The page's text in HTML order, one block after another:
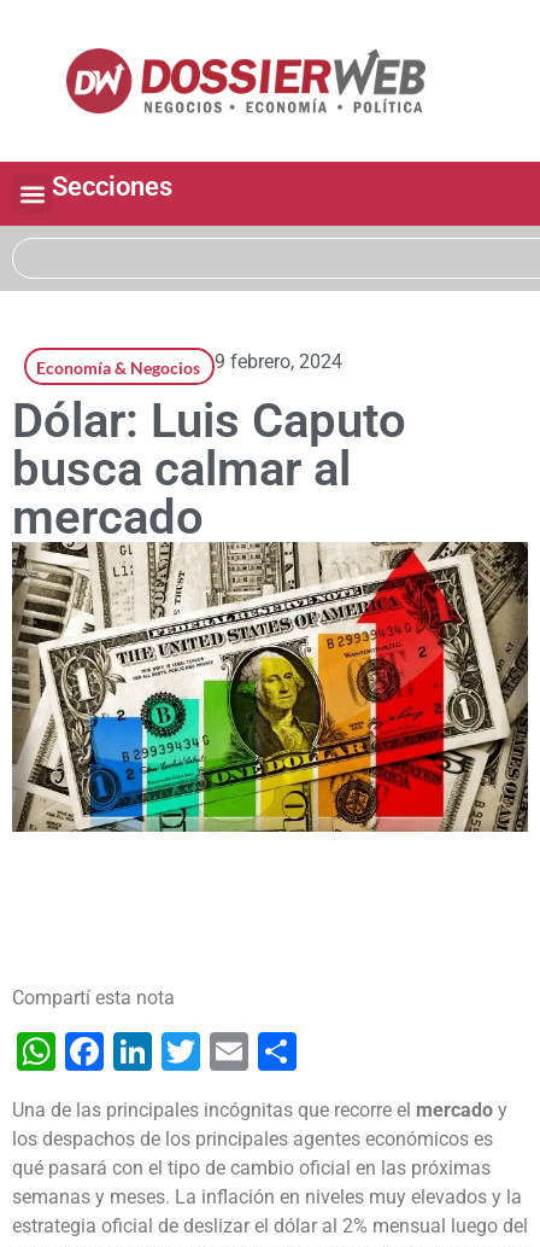
Secciones
Economía & Negocios 9 febrero, 2024
Dólar: Luis Caputo
busca calmar al
mercado
Compartí esta nota
WhatsApp
Facebook
LinkedIn
TwitterEmail
Una de las principales incógnitas que recorre el mercado y
los despachos de los principales agentes económicos es
qué pasará con el tipo de cambio oficial en las próximas
semanas y meses. La inflación en niveles muy elevados y la
estrategia oficial de deslizar el dólar al 2% mensual luego del